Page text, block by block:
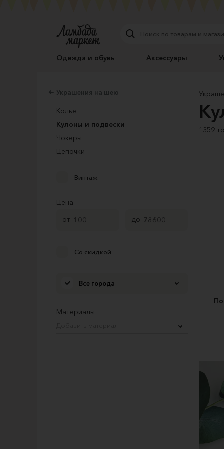
Одежда и обувь Аксессуары
Украшения на шею
Колье
Кулоны и подвески
Чокеры
Цепочки
Винтаж
Цена
от
до
Со скидкой
Все города
Материалы
1359